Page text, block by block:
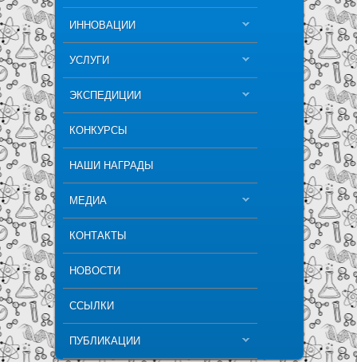
ИННОВАЦИИ
УСЛУГИ
ЭКСПЕДИЦИИ
КОНКУРСЫ
НАШИ НАГРАДЫ
МЕДИА
КОНТАКТЫ
НОВОСТИ
ССЫЛКИ
ПУБЛИКАЦИИ